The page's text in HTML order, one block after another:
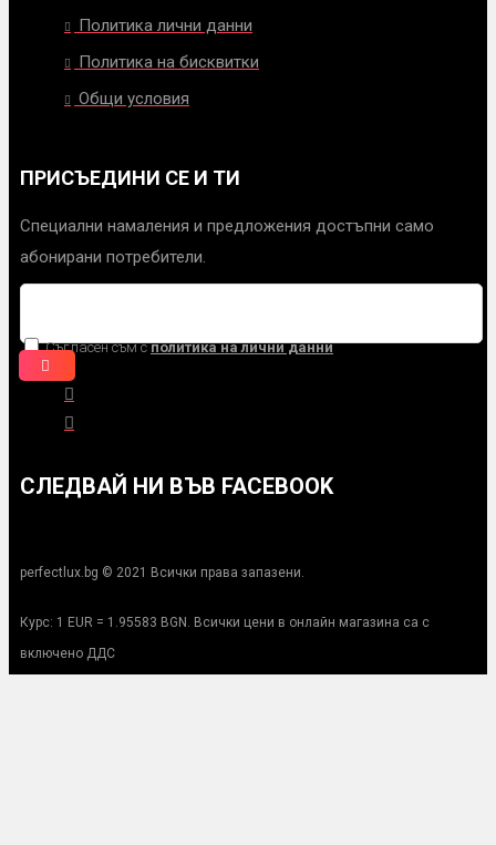
Политика лични данни
Политика на бисквитки
Общи условия
ПРИСЪЕДИНИ СЕ И ТИ
Специални намаления и предложения достъпни само
абонирани потребители.
Съгласен съм сполитика на лични данни
СЛЕДВАЙ НИ ВЪВ FACEBOOK
perfectlux.bg © 2021 Всички права запазени.
Курс: 1 EUR = 1.95583 BGN. Всички цени в онлайн магазина са с
включено ДДС